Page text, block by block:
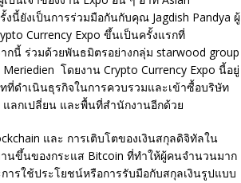
นี้ยังเป็นการร่วมมือกันกับคุณ Jagdish Pandya ผู้
Currency Expo ขึ้นเป็นครั้งแรกที่
กนี้ ร่วมด้วยพันธมิตรอย่างกลุ่ม starwood group
โดยงาน Crypto Currency Expo นี้อยู่
ที่ดำเนินธุรกิจในการควบรวมและเข้าซื้อบริษัท
แลกเปลี่ยน และพื้นที่สำนักงานอีกด้วย
และ การเติบโตของเงินสกุลดิจิทัลใน
นขึ้นของกระแส Bitcoin ที่ทำให้ผู้คนจำนวนมาก
ารใช้ประโยชน์หรือการรับมือกับสกุลเงินรูปแบบ